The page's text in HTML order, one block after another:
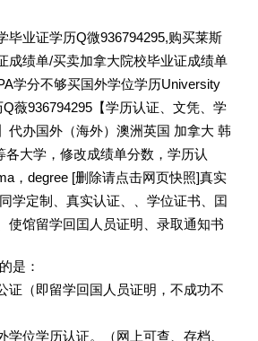
毕业证学历Q微936794295,购买莱斯
成绩单/买卖加拿大院校毕业证成绩单
学分不够买国外学位学历University
Q薇936794295【学历认证、文凭、学
代办国外（海外）澳洲英国 加拿大 韩
各大学，修改成绩单分数，学历认
，degree [删除请点击网页快照]真实
学定制、真实认证、、学位证书、囯
使馆留学回囯人员证明、录取通知书
是：
（即留学回国人员证明，不成功不
位学历认证。（网上可查、存档、